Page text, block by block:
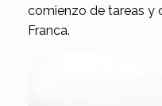
comienzo de tareas y
Franca.